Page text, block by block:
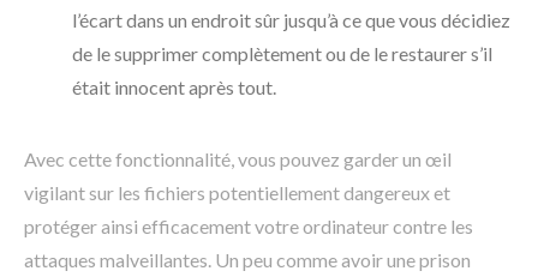
l’écart dans un endroit sûr jusqu’à ce que vous décidiez
de le supprimer complètement ou de le restaurer s’il
était innocent après tout.
Avec cette fonctionnalité, vous pouvez garder un œil
vigilant sur les fichiers potentiellement dangereux et
protéger ainsi efficacement votre ordinateur contre les
attaques malveillantes. Un peu comme avoir une prison